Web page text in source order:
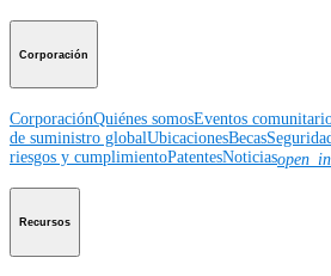
Corporación
CorporaciónQuiénes somosEventos
de suministro globalUbicacionesBecas
riesgos y cumplimientoPatentesNoticias
Recursos